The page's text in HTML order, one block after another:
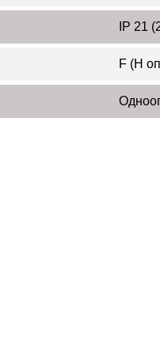
IP 21
F (H